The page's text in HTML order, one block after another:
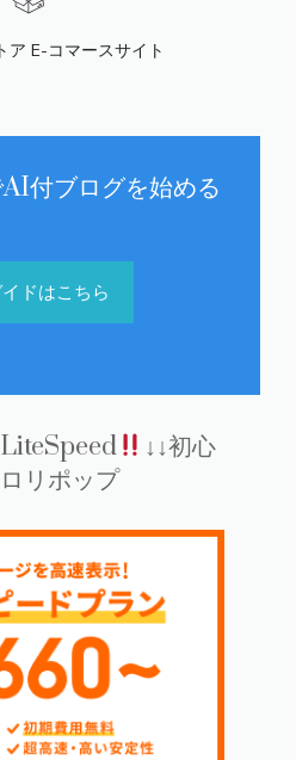
ア E-コマースサイト
付ブログを始める
ドはこちら
↓↓初心
リポップ